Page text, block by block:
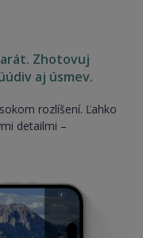
Zhotovuj
aj úsmev.
rozlíšení. Ľahko
detailmi –